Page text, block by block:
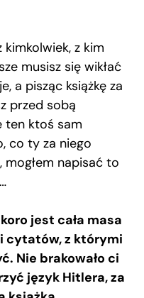
kimkolwiek, z kim
musisz się wikłać
a pisząc książkę za
przed sobą
ten ktoś sam
co ty za niego
mogłem napisać to
jest cała masa
cytatów, z którymi
Nie brakowało ci
język Hitlera, za